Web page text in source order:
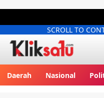
SCROLL TO
Daerah Nasional